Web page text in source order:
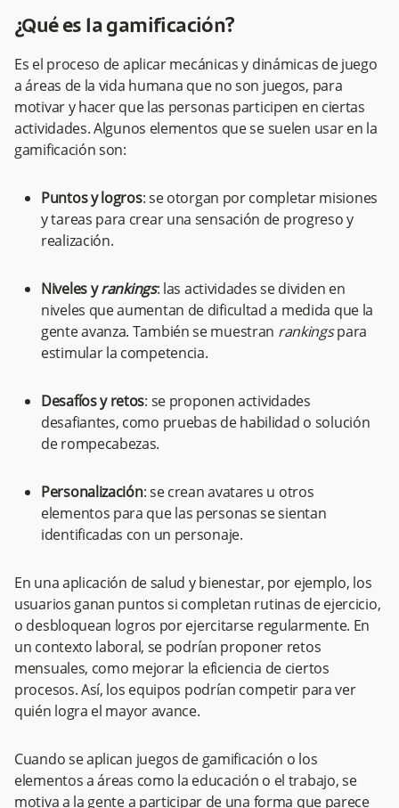
¿Qué es la gamificación?
Es el proceso de aplicar mecánicas y dinámicas de juego
a áreas de la vida humana que no son juegos, para
motivar y hacer que las personas participen en ciertas
actividades. Algunos elementos que se suelen usar en la
gamificación son:
Puntos y logros: se otorgan por completar misiones
y tareas para crear una sensación de progreso y
realización.
Niveles yrankings: las actividades se dividen en
niveles que aumentan de dificultad a medida que la
gente avanza. También se muestran rankingspara
estimular la competencia.
Desafíos y retos: se proponen actividades
desafiantes, como pruebas de habilidad o solución
de rompecabezas.
Personalización: se crean avatares u otros
elementos para que las personas se sientan
identificadas con un personaje.
En una aplicación de salud y bienestar, por ejemplo, los
usuarios ganan puntos si completan rutinas de ejercicio,
o desbloquean logros por ejercitarse regularmente. En
un contexto laboral, se podrían proponer retos
mensuales, como mejorar la eficiencia de ciertos
procesos. Así, los equipos podrían competir para ver
quién logra el mayor avance. ​​
Cuando se aplican juegos de gamificación o los
elementos a áreas como la educación o el trabajo, se
motiva a la gente a participar de una forma que parece